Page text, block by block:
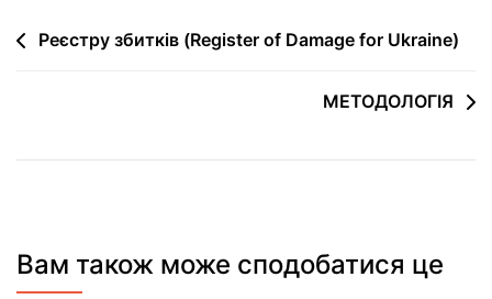
Реєстру збитків (Register of Damage for Ukraine)
МЕТОДОЛОГІЯ
Вам також може сподобатися це